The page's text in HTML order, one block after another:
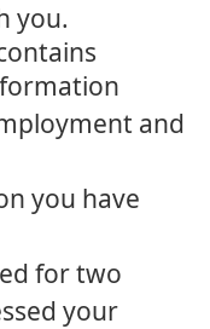
you.
and
you have
for two
your